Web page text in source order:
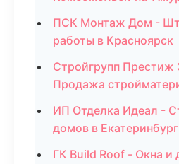
ПСК Монтаж Дом -
работы в Красноярск
Стройгрупп Престиж
Продажа
ИП Отделка Идеал -
домов в Екатеринбург
ГК Build Roof - Окна и